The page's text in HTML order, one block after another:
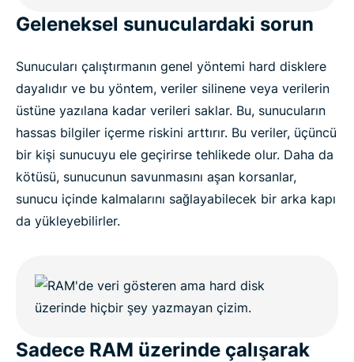
Geleneksel sunuculardaki sorun
Sunucuları çalıştırmanın genel yöntemi hard disklere
dayalıdır ve bu yöntem, veriler silinene veya verilerin
üstüne yazılana kadar verileri saklar. Bu, sunucuların
hassas bilgiler içerme riskini arttırır. Bu veriler, üçüncü
bir kişi sunucuyu ele geçirirse tehlikede olur. Daha da
kötüsü, sunucunun savunmasını aşan korsanlar,
sunucu içinde kalmalarını sağlayabilecek bir arka kapı
da yükleyebilirler.
Sadece RAM üzerinde çalışarak